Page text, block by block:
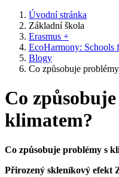
Úvodní stránka
Základní škola
Erasmus +
EcoHarmony: Schools
Blogy
Co způsobuje
Co
klimatem?
Co způsobuje problémy s
Přirozený skleníkový efekt